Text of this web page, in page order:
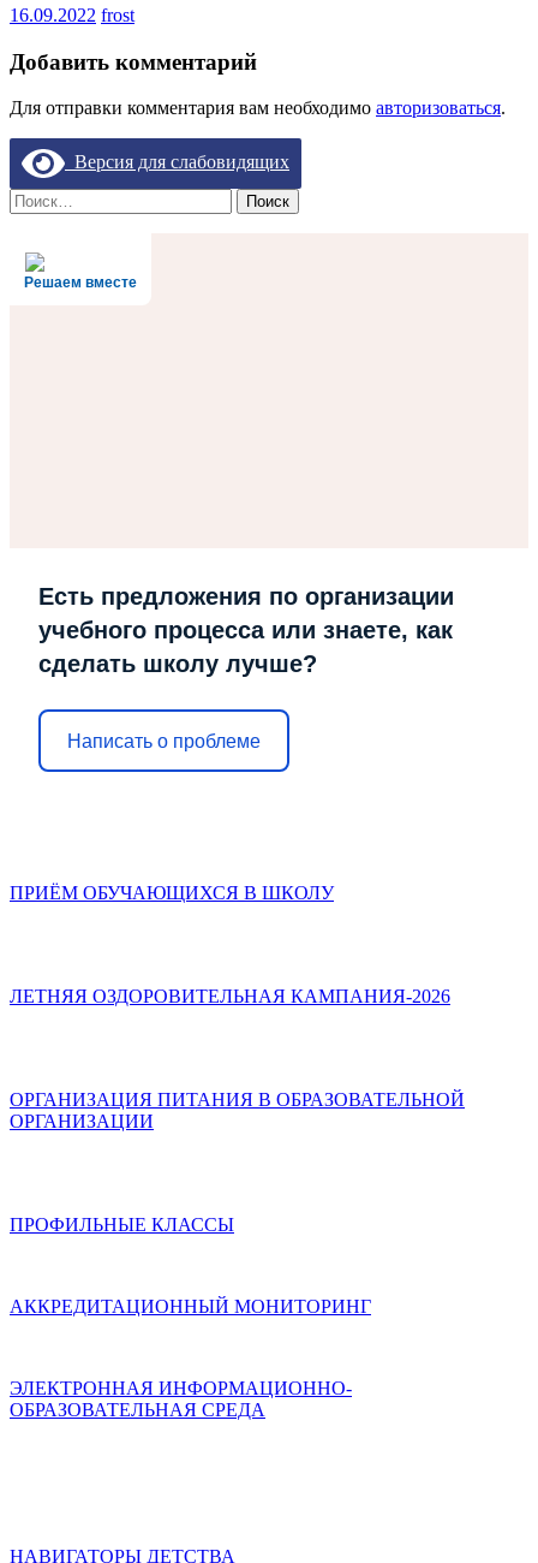
16.09.2022 frost
Добавить комментарий
Для отправки комментария вам необходимо авторизоваться.
Версия для слабовидящих
Найти:
Решаем вместе
Есть предложения по организации
учебного процесса или знаете, как
сделать школу лучше?
Написать о проблеме
ПРИЁМ ОБУЧАЮЩИХСЯ В ШКОЛУ
ЛЕТНЯЯ ОЗДОРОВИТЕЛЬНАЯ КАМПАНИЯ-2026
ОРГАНИЗАЦИЯ ПИТАНИЯ В ОБРАЗОВАТЕЛЬНОЙ
ОРГАНИЗАЦИИ
ПРОФИЛЬНЫЕ КЛАССЫ
АККРЕДИТАЦИОННЫЙ МОНИТОРИНГ
ЭЛЕКТРОННАЯ ИНФОРМАЦИОННО-
ОБРАЗОВАТЕЛЬНАЯ СРЕДА
НАВИГАТОРЫ ДЕТСТВА